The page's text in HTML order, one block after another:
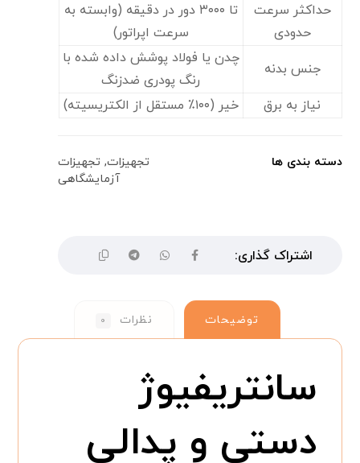
حداکثر سرعت
حدودی
تا ۳۰۰۰ دور در دقیقه (وابسته به
سرعت اپراتور)
جنس بدنه
چدن یا فولاد پوشش داده شده با
رنگ پودری ضدزنگ
نیاز به برق
خیر (۱۰۰٪ مستقل از الکتریسیته)
دسته بندی ها تجهیزات, تجهیزات
آزمایشگاهی
توضیحات نظرات ۰
سانتریفیوژ
دستی و پدالی